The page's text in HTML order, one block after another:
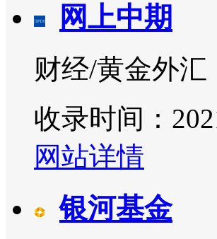
网上中期
财经/黄金外汇
收录时间：
网站详情
银河基金